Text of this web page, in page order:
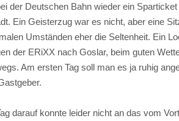
der Deutschen Bahn wieder ein
Ein Geisterzug war es nicht, aber eine
Umständen eher die Seltenheit. Ein
der ERiXX nach Goslar, beim guten
Am ersten Tag soll man es ja ruhig
darauf konnte leider nicht an das vom